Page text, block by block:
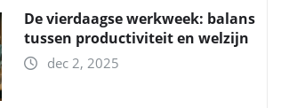
De vierdaagse werkweek: balans
tussen productiviteit en welzijn
dec 2, 2025